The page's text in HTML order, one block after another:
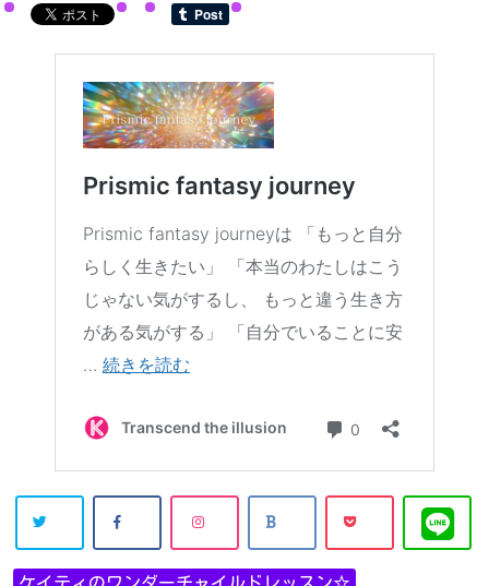
ケイティのワンダーチャイルドレッスン☆